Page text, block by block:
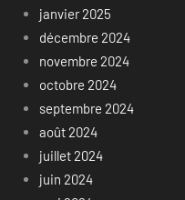
janvier 2025
décembre 2024
novembre 2024
octobre 2024
septembre 2024
août 2024
juillet 2024
juin 2024